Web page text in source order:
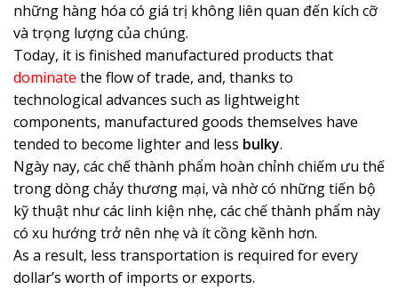
những hàng hóa có giá trị không liên quan đến kích cỡ
và trọng lượng của chúng.
Today, it is finished manufactured products that
dominate the flow of trade, and, thanks to
technological advances such as lightweight
components, manufactured goods themselves have
tended to become lighter and less bulky.
Ngày nay, các chế thành phẩm hoàn chỉnh chiếm ưu thế
trong dòng chảy thương mại, và nhờ có những tiến bộ
kỹ thuật như các linh kiện nhẹ, các chế thành phẩm này
có xu hướng trở nên nhẹ và ít cồng kềnh hơn.
As a result, less transportation is required for every
dollar’s worth of imports or exports.